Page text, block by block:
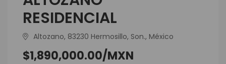
RESIDENCIAL
Altozano, 83230 Hermosillo, Son., México
$1,890,000.00/MXN